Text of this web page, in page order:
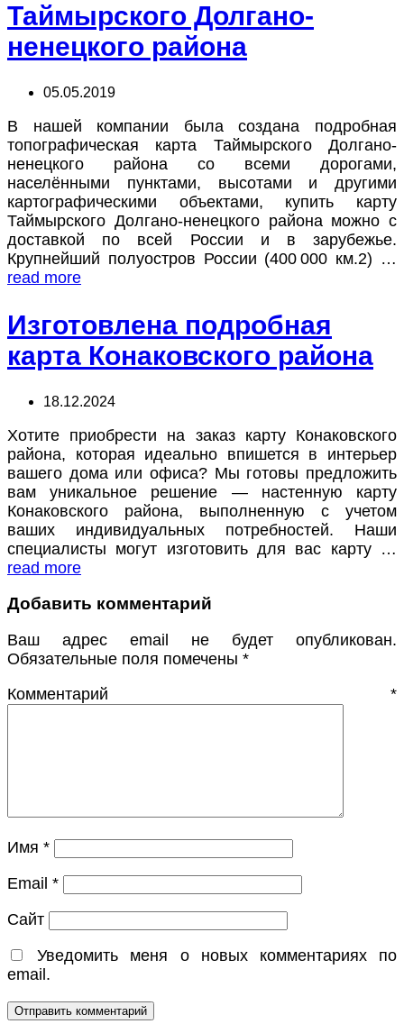
Таймырского Долгано-
ненецкого района
05.05.2019
В нашей компании была создана подробная
топографическая карта Таймырского Долгано-
ненецкого района со всеми дорогами,
населёнными пунктами, высотами и другими
картографическими объектами, купить карту
Таймырского Долгано-ненецкого района можно с
доставкой по всей России и в зарубежье.
Крупнейший полуостров России (400 000 км.2) …
read more
Изготовлена подробная
карта Конаковского района
18.12.2024
Хотите приобрести на заказ карту Конаковского
района, которая идеально впишется в интерьер
вашего дома или офиса? Мы готовы предложить
вам уникальное решение — настенную карту
Конаковского района, выполненную с учетом
ваших индивидуальных потребностей. Наши
специалисты могут изготовить для вас карту …
read more
Добавить комментарий
Ваш адрес email не будет опубликован.
Обязательные поля помечены *
Комментарий *
Имя *
Email *
Сайт
Уведомить меня о новых комментариях по
email.